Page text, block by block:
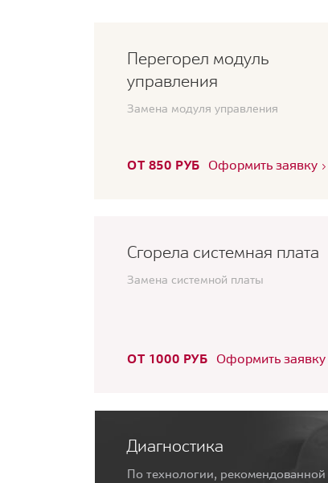
Перегорел модуль
управления
Замена модуля управления
ОТ 850 РУБ Оформить заявку
Сгорела системная плата
Замена системной платы
ОТ 1000 РУБ Оформить заявку
Диагностика
По технологии, рекомендованной